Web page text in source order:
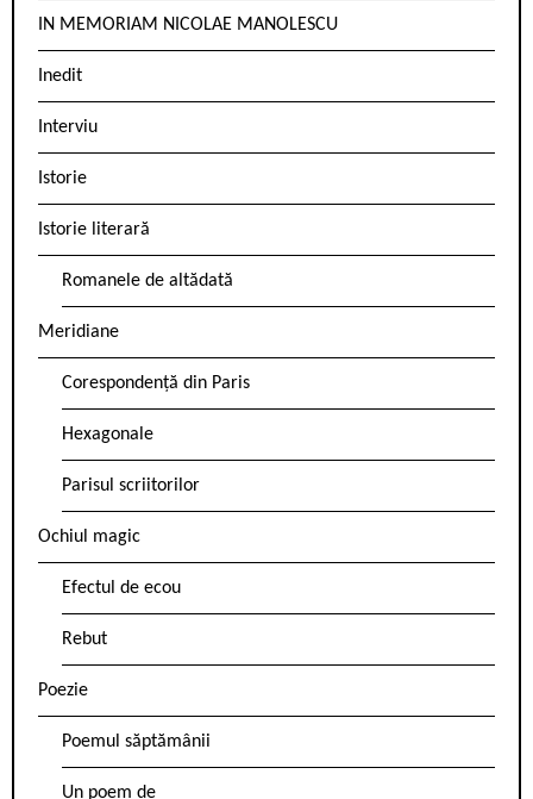
IN MEMORIAM NICOLAE MANOLESCU
Inedit
Interviu
Istorie
Istorie literară
Romanele de altădată
Meridiane
Corespondență din Paris
Hexagonale
Parisul scriitorilor
Ochiul magic
Efectul de ecou
Rebut
Poezie
Poemul săptămânii
Un poem de